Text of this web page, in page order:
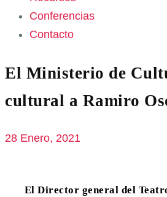
Conferencias
Contacto
El Ministerio de
cultural a Ramiro
28 Enero, 2021
El Director general del